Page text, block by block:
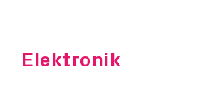
Elektronik